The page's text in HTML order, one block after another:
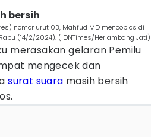
bersih
nomor urut 03, Mahfud MD mencoblos di
(14/2/2024). (IDNTimes/Herlambang Jati)
merasakan gelaran Pemilu
mengecek dan
surat suara masih bersih